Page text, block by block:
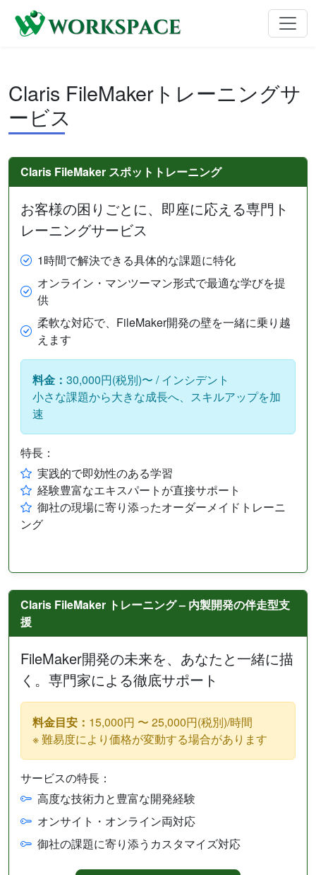
Claris FileMakerトレーニングサ
ービス
Claris FileMaker スポットトレーニング
お客様の困りごとに、即座に応える専門ト
レーニングサービス
1時間で解決できる具体的な課題に特化
オンライン・マンツーマン形式で最適な学びを提
供
柔軟な対応で、FileMaker開発の壁を一緒に乗り越
えます
料金： 30,000円(税別)〜 / インシデント
小さな課題から大きな成長へ、スキルアップを加
速
特長：
実践的で即効性のある学習
経験豊富なエキスパートが直接サポート
御社の現場に寄り添ったオーダーメイドトレーニ
ング
Claris FileMaker トレーニング – 内製開発の伴走型支
援
FileMaker開発の未来を、あなたと一緒に描
く。専門家による徹底サポート
料金目安： 15,000円 〜 25,000円(税別)/時間
※ 難易度により価格が変動する場合があります
サービスの特長：
高度な技術力と豊富な開発経験
オンサイト・オンライン両対応
御社の課題に寄り添うカスタマイズ対応